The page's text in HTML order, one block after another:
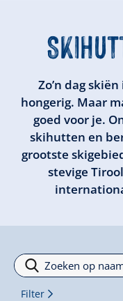
Zo’n dag
hongerig. Maar
goed voor je.
skihutten en
grootste
stevige
Filter